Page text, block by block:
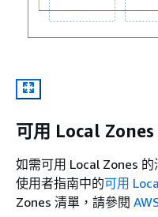
可用 Local Zones
如需可用 Local Zones
使用者指南中的可用
Zones 清單，請參閱